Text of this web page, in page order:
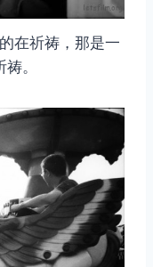
在祈祷，那是一
。